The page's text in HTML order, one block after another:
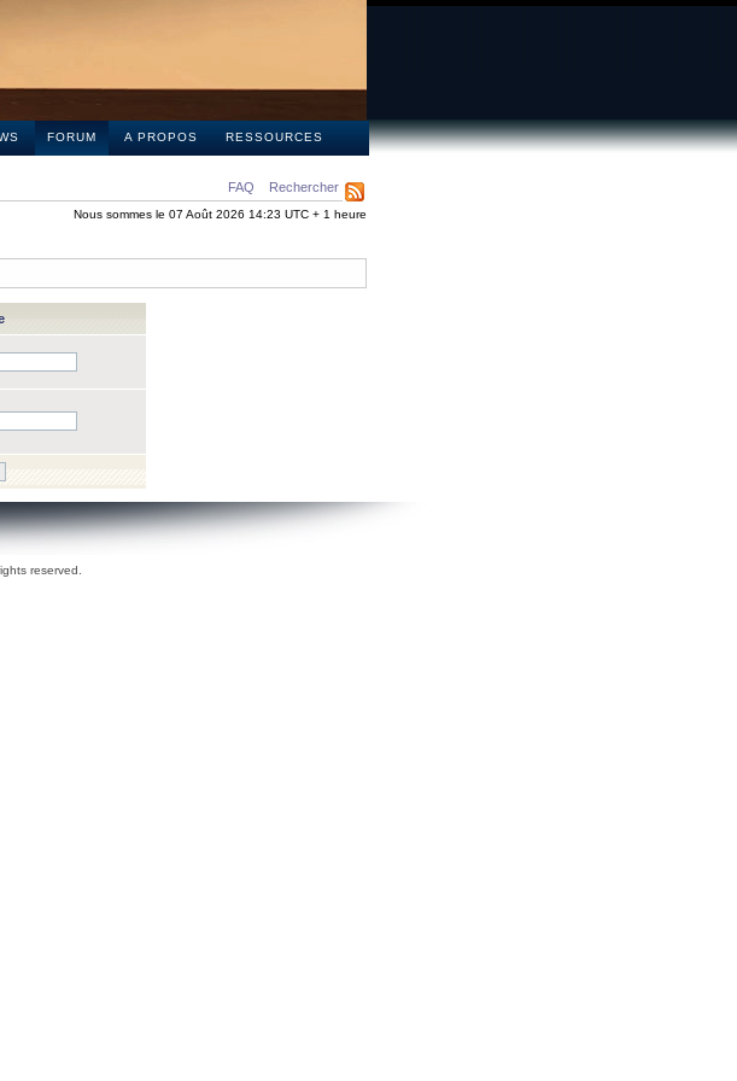
FORUM A PROPOS RESSOURCES
FAQ Rechercher
Nous sommes le 07 Août 2026 14:23 UTC + 1 heure
reserved.